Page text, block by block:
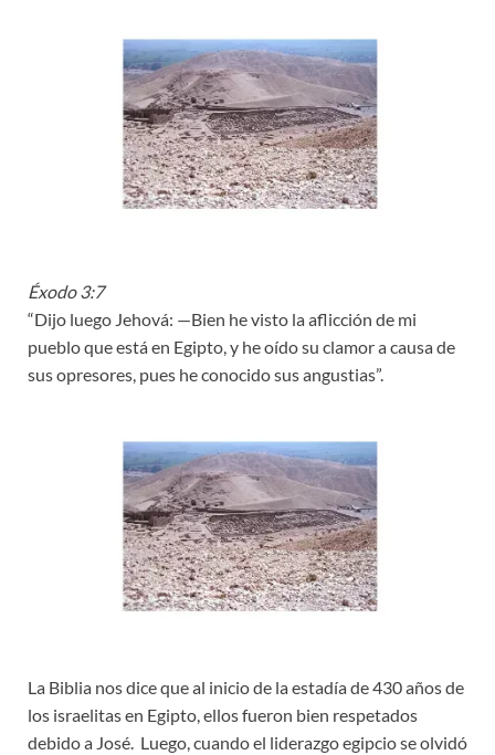
Éxodo 3:7
“Dijo luego Jehová: —Bien he visto la aflicción de mi
pueblo que está en Egipto, y he oído su clamor a causa de
sus opresores, pues he conocido sus angustias”.
La Biblia nos dice que al inicio de la estadía de 430 años de
los israelitas en Egipto, ellos fueron bien respetados
debido a José. Luego, cuando el liderazgo egipcio se olvidó